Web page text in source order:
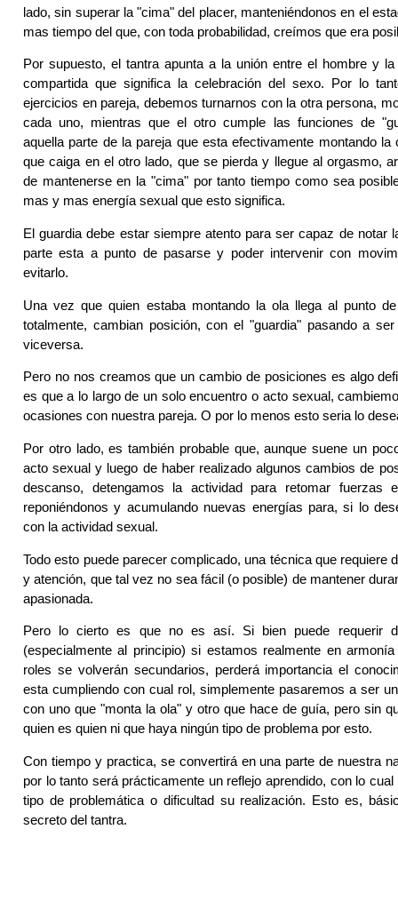
lado, sin superar la "cima" del placer, manteniéndonos en el
mas tiempo del que, con toda probabilidad, creímos que era
Por supuesto, el tantra apunta a la unión entre el hombre y
compartida que significa la celebración del sexo. Por lo
ejercicios en pareja, debemos turnarnos con la otra persona,
cada uno, mientras que el otro cumple las funciones de
aquella parte de la pareja que esta efectivamente montando
que caiga en el otro lado, que se pierda y llegue al orgasmo,
de mantenerse en la "cima" por tanto tiempo como sea
mas y mas energía sexual que esto significa.
El guardia debe estar siempre atento para ser capaz de notar
parte esta a punto de pasarse y poder intervenir con
evitarlo.
Una vez que quien estaba montando la ola llega al punto
totalmente, cambian posición, con el "guardia" pasando a
viceversa.
Pero no nos creamos que un cambio de posiciones es algo
es que a lo largo de un solo encuentro o acto sexual,
ocasiones con nuestra pareja. O por lo menos esto seria lo
Por otro lado, es también probable que, aunque suene un
acto sexual y luego de haber realizado algunos cambios de
descanso, detengamos la actividad para retomar fuerzas
reponiéndonos y acumulando nuevas energías para, si lo
con la actividad sexual.
Todo esto puede parecer complicado, una técnica que requiere
y atención, que tal vez no sea fácil (o posible) de mantener
apasionada.
Pero lo cierto es que no es así. Si bien puede requerir
(especialmente al principio) si estamos realmente en
roles se volverán secundarios, perderá importancia el
esta cumpliendo con cual rol, simplemente pasaremos a ser
con uno que "monta la ola" y otro que hace de guía, pero sin
quien es quien ni que haya ningún tipo de problema por esto.
Con tiempo y practica, se convertirá en una parte de nuestra
por lo tanto será prácticamente un reflejo aprendido, con lo
tipo de problemática o dificultad su realización. Esto es,
secreto del tantra.